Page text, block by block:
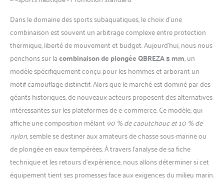
Dans le domaine des sports subaquatiques, le choix d’une
combinaison est souvent un arbitrage complexe entre protection
thermique, liberté de mouvement et budget. Aujourd’hui, nous nous
penchons sur lacombinaison de plongée QBREZA 5 mm, un
modèle spécifiquement conçu pour les hommes et arborant un
motif camouflage distinctif. Alors que le marché est dominé par des
géants historiques, de nouveaux acteurs proposent des alternatives
intéressantes sur les plateformes de e-commerce. Ce modèle, qui
affiche une composition mêlant 90 % de caoutchouc et 10 % de
nylon, semble se destiner aux amateurs de chasse sous-marine ou
de plongée en eaux tempérées. À travers l’analyse de sa fiche
technique et les retours d’expérience, nous allons déterminer si cet
équipement tient ses promesses face aux exigences du milieu marin.